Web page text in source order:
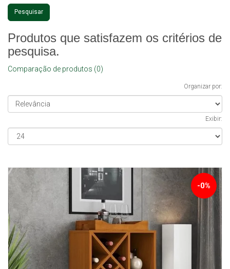
Produtos que satisfazem os critérios de
pesquisa.
Comparação de produtos (0)
Organizar por:
Exibir:
-0%